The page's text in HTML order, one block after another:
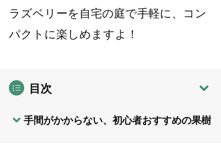
ラズベリーを自宅の庭で手軽に、コン
パクトに楽しめますよ！
目次
手間がかからない、初心者おすすめの果樹